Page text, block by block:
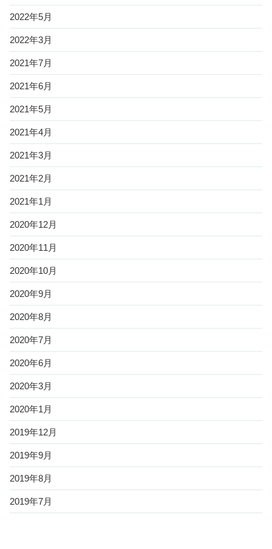
2022年5月
2022年3月
2021年7月
2021年6月
2021年5月
2021年4月
2021年3月
2021年2月
2021年1月
2020年12月
2020年11月
2020年10月
2020年9月
2020年8月
2020年7月
2020年6月
2020年3月
2020年1月
2019年12月
2019年9月
2019年8月
2019年7月